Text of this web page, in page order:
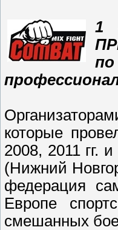
1
которые
2008, 2011 гг.
(Нижний
федерация
Европе
смешанных